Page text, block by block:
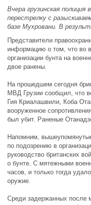
Вчера грузинская полиция
перестрелку с
базе Мухровани. В
Представители
информацию о том, что во
организации бунта на
двое ранены.
На прошедшем сегодня
МВД Грузии сообщил, что
Гия Криалашвили, Коба
вооруженное
был убит. Раненые
Напомним,
по подозрению в
руководство британских
о бунте. С мятежными
часов, и только тогда
оружие.
Среди задержанных после